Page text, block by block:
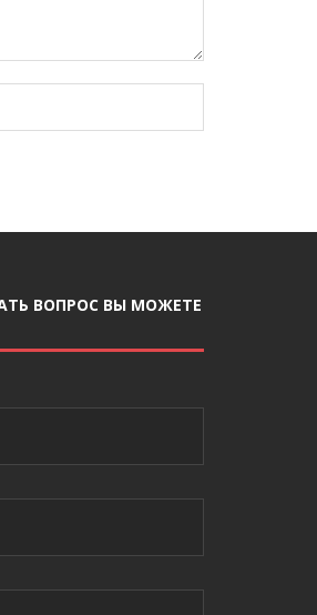
ВОПРОС ВЫ МОЖЕТЕ